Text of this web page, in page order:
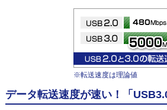
※転送速度は理論値
データ転送速度が速い！「